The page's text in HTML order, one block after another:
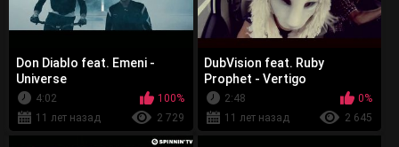
Don Diablo feat. Emeni -
Universe
4:02
100%
11 лет назад
2 729
DubVision feat. Ruby
Prophet - Vertigo
2:48
0%
11 лет назад
2 645